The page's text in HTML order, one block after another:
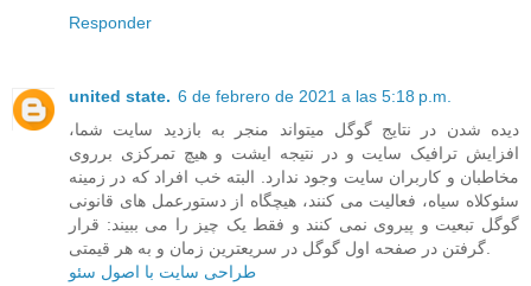
Responder
united state. 6 de febrero de 2021 a las 5:18 p.m.
دیده شدن در نتایج گوگل میتواند منجر به بازدید سایت شما،
افزایش ترافیک سایت و در نتیجه ایشت و هیچ تمرکزی برروی
مخاطبان و کاربران سایت وجود ندارد. البته خب افراد که در زمینه
سئوکلاه سیاه، فعالیت می کنند، هیچگاه از دستورعمل های قانونی
گوگل تبعیت و پیروی نمی کنند و فقط یک چیز را می ببیند: قرار
طراحی سایت با اصول سئو